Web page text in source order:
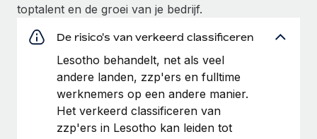
toptalent en de groei van je bedrijf.
De risico's van verkeerd classificeren
Lesotho behandelt, net als veel
andere landen, zzp'ers en fulltime
werknemers op een andere manier.
Het verkeerd classificeren van
zzp'ers in Lesotho kan leiden tot